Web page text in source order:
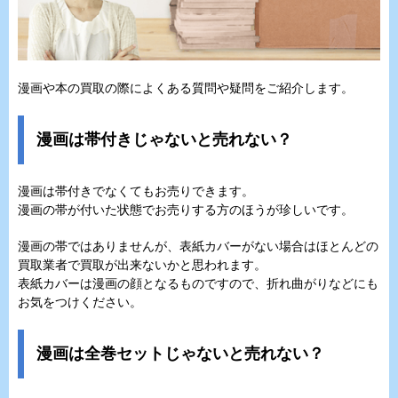
漫画や本の買取の際によくある質問や疑問をご紹介します。
漫画は帯付きじゃないと売れない？
漫画は帯付きでなくてもお売りできます。
漫画の帯が付いた状態でお売りする方のほうが珍しいです。
漫画の帯ではありませんが、表紙カバーがない場合はほとんどの
買取業者で買取が出来ないかと思われます。
表紙カバーは漫画の顔となるものですので、折れ曲がりなどにも
お気をつけください。
漫画は全巻セットじゃないと売れない？